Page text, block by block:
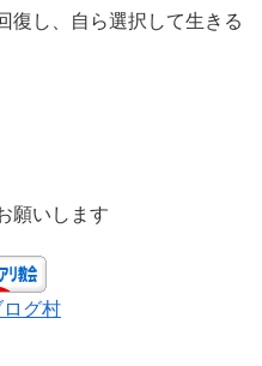
復し、自ら選択して生きる
願いします
グ村